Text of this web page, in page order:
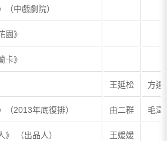
（中戲劇院）
園》
卡》
王延松 方達
（2013年底復排） 由二群 毛澤
》 （出品人） 王媛媛